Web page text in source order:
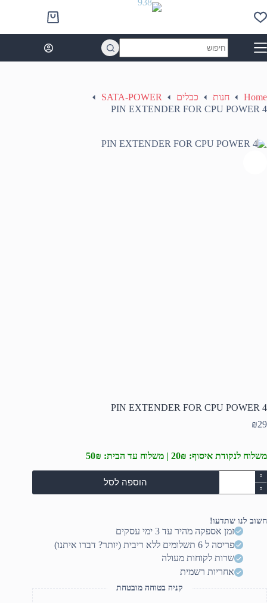
to
content
Shopping
cart
results
Home חנות כבלים
SATA-POWER
4 PIN EXTENDER FOR CPU POWER
4 PIN EXTENDER FOR CPU POWER
₪29
משלוח לנקודת איסוף: 20₪ | משלוח עד הבית: 50₪
כמות
של
4
EXTENDER
FOR
POWER
הוספה לסל
חשוב לנו שתדעו!
זמן אספקה מהיר עד 3 ימי עסקים
פריסה ל 6 תשלומים ללא ריבית (יותר? דברו איתנו)
שרות לקוחות מעולה
אחריות רשמית
קניה בטוחה מובטחת